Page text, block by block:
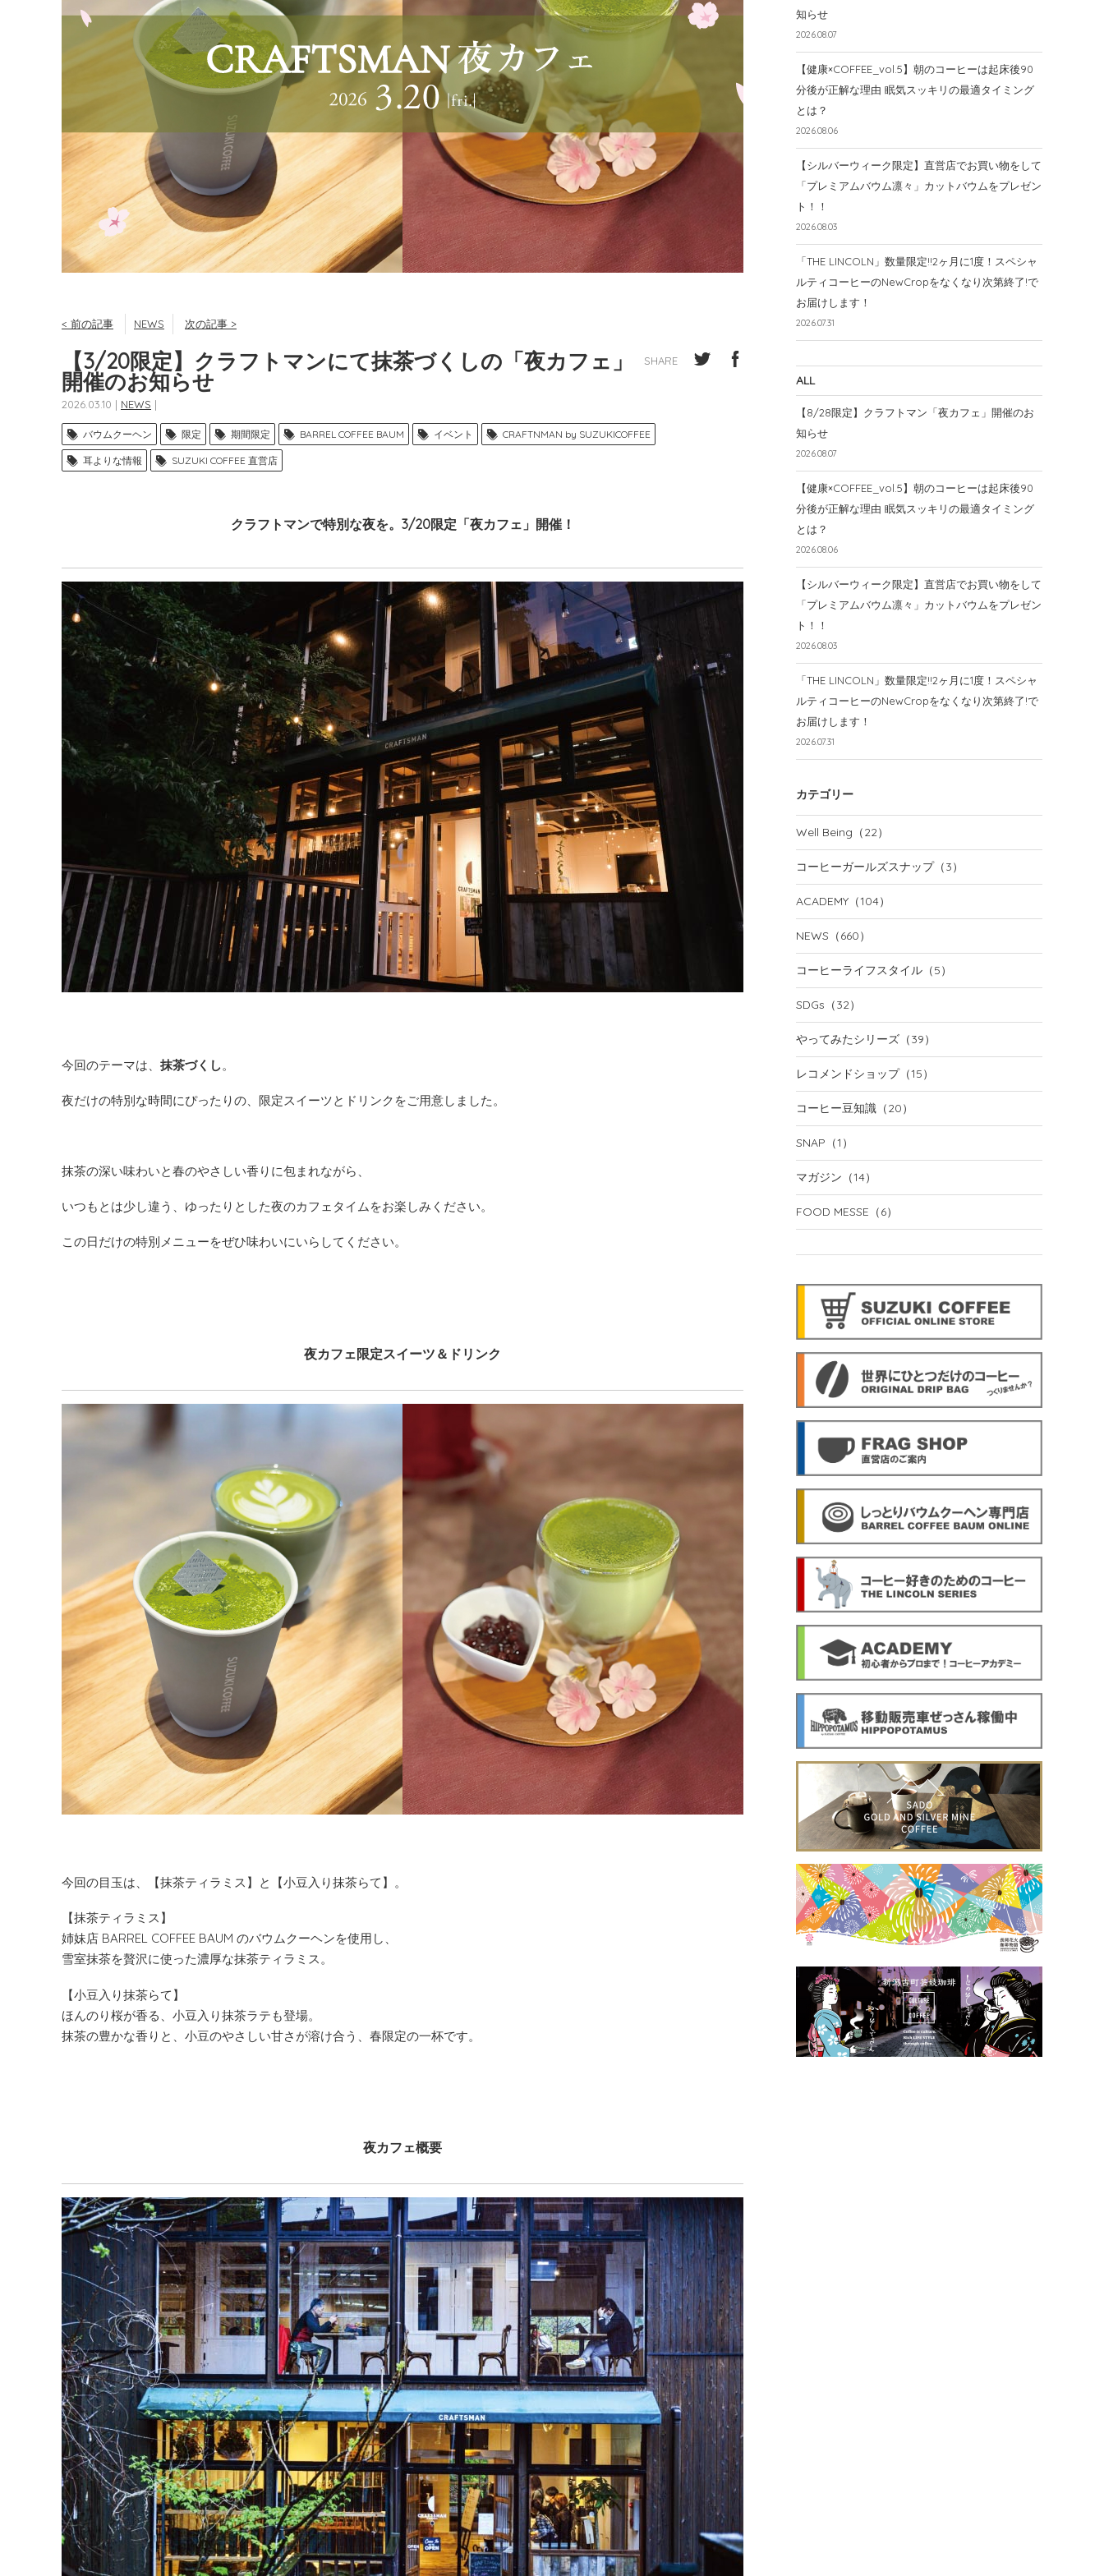
< 前の記事 NEWS 次の記事 >
【3/20限定】クラフトマンにて抹茶づくしの「夜カフェ」
開催のお知らせ
2026.03.10 | NEWS |
SHARE
バウムクーヘン 限定 期間限定 BARREL COFFEE BAUM イベント CRAFTNMAN by SUZUKICOFFEE
耳よりな情報 SUZUKI COFFEE 直営店
クラフトマンで特別な夜を。3/20限定「夜カフェ」開催！
今回のテーマは、 抹茶づくし。
夜だけの特別な時間にぴったりの、限定スイーツとドリンクをご用意しました。
抹茶の深い味わいと春のやさしい香りに包まれながら、
いつもとは少し違う、ゆったりとした夜のカフェタイムをお楽しみください。
この日だけの特別メニューをぜひ味わいにいらしてください。
夜カフェ限定スイーツ＆ドリンク
今回の目玉は、【抹茶ティラミス 】と【小豆入り抹茶らて 】。
【抹茶ティラミス 】
姉妹店 BARREL COFFEE BAUM のバウムクーヘンを使用し、
雪室抹茶を贅沢に使った濃厚な抹茶ティラミス。
【小豆入り抹茶らて 】
ほんのり桜が香る、小豆入り抹茶ラテも登場。
抹茶の豊かな香りと、小豆のやさしい甘さが溶け合う、春限定の一杯です。
夜カフェ概要
知らせ
2026.08.07
【健康×COFFEE_vol.5】朝のコーヒーは起床後90
分後が正解な理由 眠気スッキリの最適タイミング
とは？
2026.08.06
【シルバーウィーク限定】直営店でお買い物をして
「プレミアムバウム凛々」カットバウムをプレゼン
ト！！
2026.08.03
「THE LINCOLN」数量限定!!2ヶ月に1度！スペシャ
ルティコーヒーのNewCropをなくなり次第終了!で
お届けします！
2026.07.31
ALL
【8/28限定】クラフトマン「夜カフェ」開催のお
知らせ
2026.08.07
【健康×COFFEE_vol.5】朝のコーヒーは起床後90
分後が正解な理由 眠気スッキリの最適タイミング
とは？
2026.08.06
【シルバーウィーク限定】直営店でお買い物をして
「プレミアムバウム凛々」カットバウムをプレゼン
ト！！
2026.08.03
「THE LINCOLN」数量限定!!2ヶ月に1度！スペシャ
ルティコーヒーのNewCropをなくなり次第終了!で
お届けします！
2026.07.31
カテゴリー
Well Being （22）
コーヒーガールズスナップ（3）
ACADEMY （104）
NEWS （660）
コーヒーライフスタイル （5）
SDGs （32）
やってみたシリーズ （39）
レコメンドショップ（15）
コーヒー豆知識 （20）
SNAP （1）
マガジン （14）
FOOD MESSE （6）